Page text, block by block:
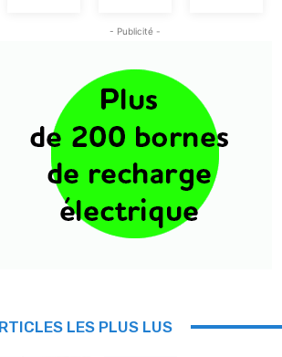
- Publicité -
LES PLUS LUS